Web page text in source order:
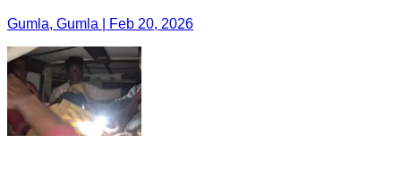
Gumla, Gumla | Feb 20, 2026